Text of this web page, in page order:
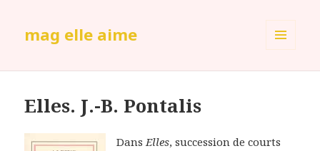
mag elle aime
Elles. J.-B. Pontalis
DansElles, succession de courts